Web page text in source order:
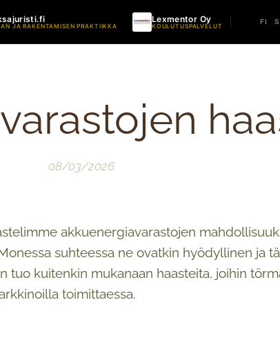
JA RAKENTAMISEN PRAKTIIKKA
Lexmentor Oy
KOULUTUSPALVELUT
FI
08/03/2026
akkuenergiavarastojen
suhteessa ne ovatkin hyödyllinen ja
tuo kuitenkin mukanaan haasteita, joihin
toimittaessa.